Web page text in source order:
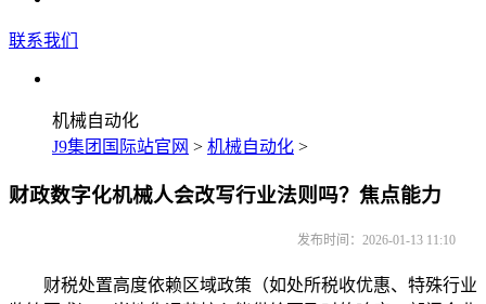
联系我们
机械自动化
J9集团国际站官网 > 机械自动化 >
财政数字化机械人会改写行业法则吗？焦点能力
发布时间：2026-01-13 11:10
财税处置高度依赖区域政策（如处所税收优惠、特殊行业